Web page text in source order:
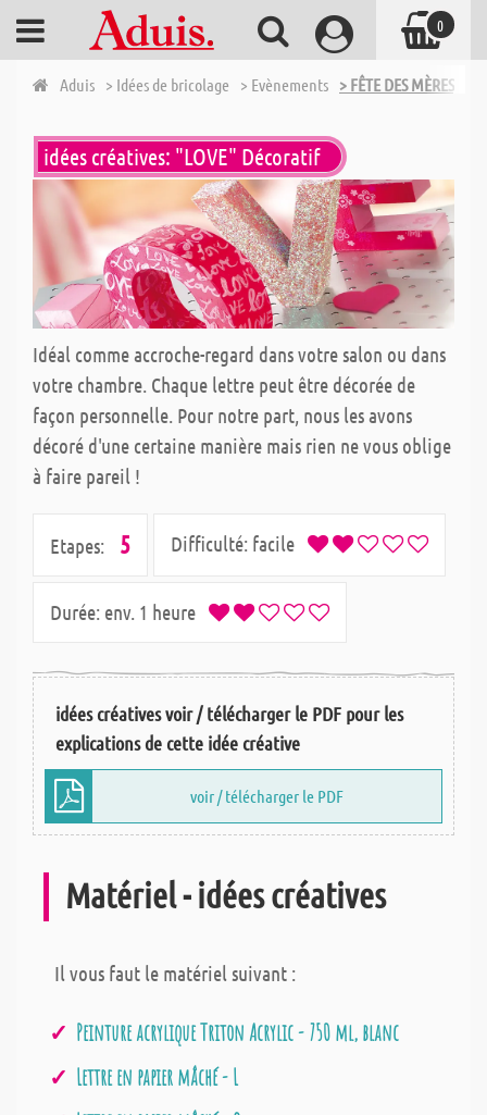
Aduis > Idées de bricolage > Evènements > FÊTE DES MÈRES,
idées créatives: "LOVE" Décoratif
Idéal comme accroche-regard dans votre salon ou dans
votre chambre. Chaque lettre peut être décorée de
façon personnelle. Pour notre part, nous les avons
décoré d'une certaine manière mais rien ne vous oblige
à faire pareil !
Etapes: 5 Difficulté: facile
Durée: env. 1 heure
idées créatives voir / télécharger le PDF pour les
explications de cette idée créative
voir / télécharger le PDF
Matériel - idées créatives
Il vous faut le matériel suivant :
Peinture acrylique Triton Acrylic - 750 ml, blanc
Lettre en papier mâché - L
0